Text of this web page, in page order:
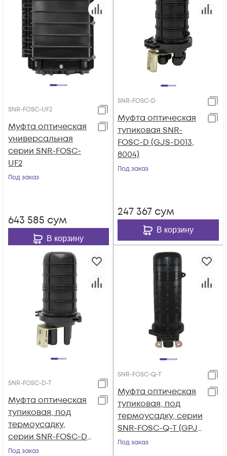
SNR-FOSC-UF2
Муфта оптическая
универсальная
серии SNR-FOSC-
UF2
Под заказ
643 585 сум
В корзину
SNR-FOSC-D
Муфта оптическая
тупиковая SNR-
FOSC-D (GJS-D013,
8004)
Под заказ
247 367 сум
В корзину
SNR-FOSC-D-T
Муфта оптическая
тупиковая, под
термоусадку,
серии SNR-FOSC-D-
T (GPJ-D-T)
Под заказ
SNR-FOSC-Q-T
Муфта оптическая
тупиковая, под
термоусадку, серии
SNR-FOSC-Q-T (GPJ-
Q-T)
Под заказ